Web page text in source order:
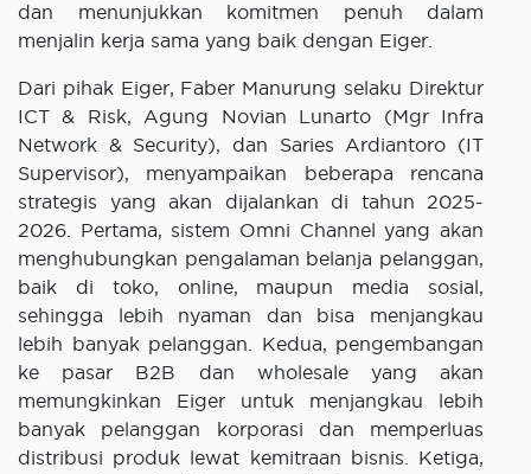
dan menunjukkan komitmen penuh dalam
menjalin kerja sama yang baik dengan Eiger.
Dari pihak Eiger, Faber Manurung selaku Direktur
ICT & Risk, Agung Novian Lunarto (Mgr Infra
Network & Security), dan Saries Ardiantoro (IT
Supervisor), menyampaikan beberapa rencana
strategis yang akan dijalankan di tahun 2025-
2026. Pertama, sistem Omni Channel yang akan
menghubungkan pengalaman belanja pelanggan,
baik di toko, online, maupun media sosial,
sehingga lebih nyaman dan bisa menjangkau
lebih banyak pelanggan. Kedua, pengembangan
ke pasar B2B dan wholesale yang akan
memungkinkan Eiger untuk menjangkau lebih
banyak pelanggan korporasi dan memperluas
distribusi produk lewat kemitraan bisnis. Ketiga,